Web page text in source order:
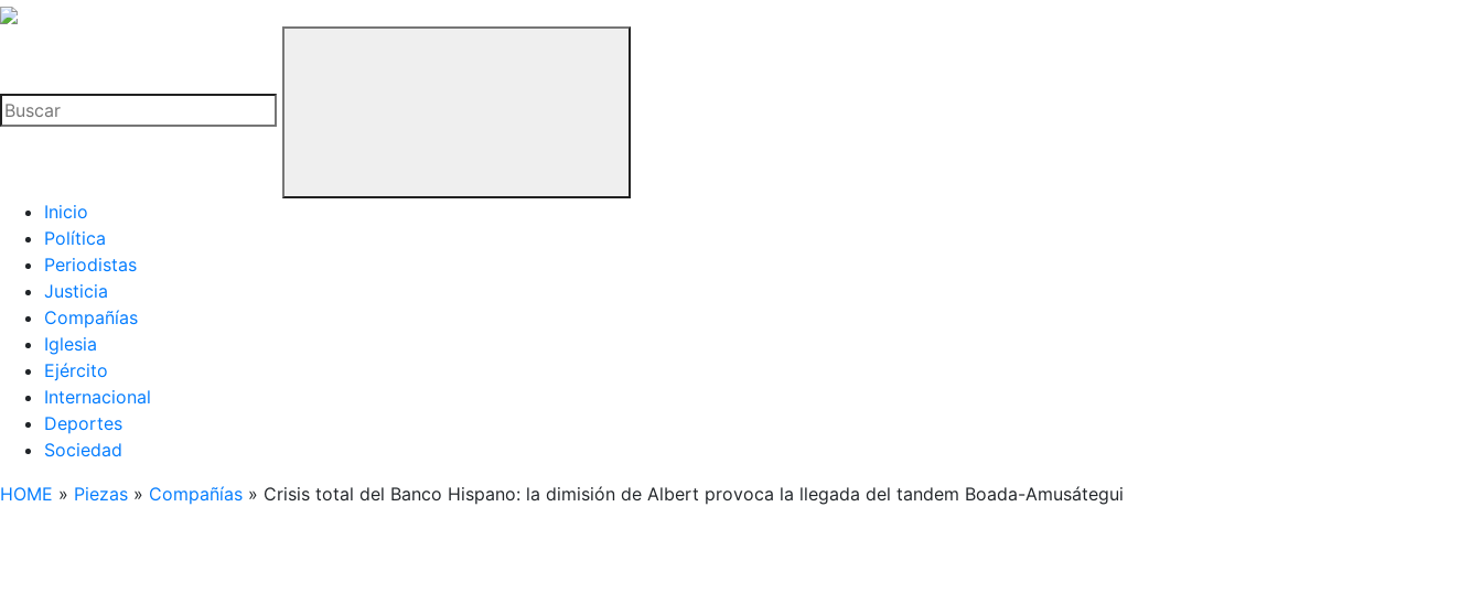
La
Buitre
Inicio
Política
Periodistas
Justicia
Compañías
Iglesia
Ejército
Internacional
Deportes
Sociedad
HOME » Piezas » Compañías » Crisis total del Banco Hispano: la dimisión de Albert provoca la llegada del tandem Boada-Amusátegui